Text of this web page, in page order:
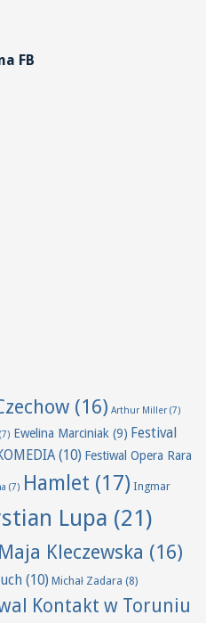
FB
(16) Arthur Miller (7)
Ewelina Marciniak (9) Festival
(10) Festiwal Opera Rara
(7) Hamlet (17) Ingmar
Lupa (21)
Maja Kleczewska (16)
(10) Michał Zadara (8)
Kontakt w Toruniu